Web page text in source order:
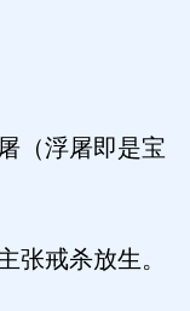
（浮屠即是宝
张戒杀放生。